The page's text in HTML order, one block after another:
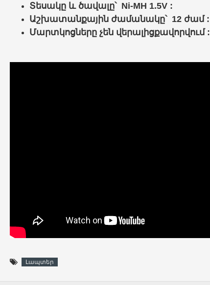
Տեսակը և ծավալը՝ Ni-MH 1.5V :
Աշխատանքային ժամանակը՝ 12 ժամ :
Մարտկոցները չեն վերալիցքավորվում :
Լապտեր